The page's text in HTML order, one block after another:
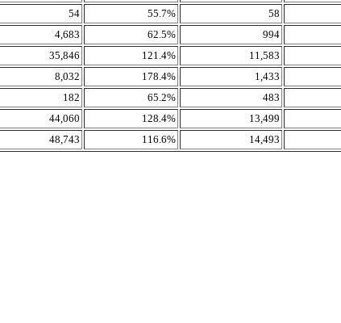
54 55.7% 58
4,683 62.5% 994
35,846 121.4% 11,583
8,032 178.4% 1,433
182 65.2% 483
44,060 128.4% 13,499
48,743 116.6% 14,493